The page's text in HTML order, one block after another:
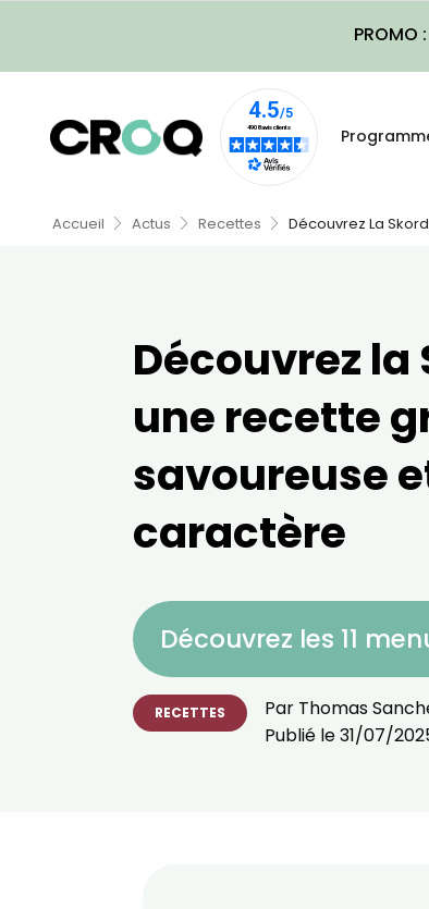
Accueil Actus Recettes Découvrez La
Découvrez la
une recette
savoureuse
caractère
Découvrez les 11
RECETTES Par Thomas
Publié le31/07/